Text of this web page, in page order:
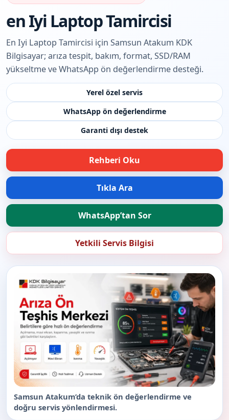
en Iyi Laptop Tamircisi
En Iyi Laptop Tamircisi için Samsun Atakum KDK
Bilgisayar; arıza tespit, bakım, format, SSD/RAM
yükseltme ve WhatsApp ön değerlendirme desteği.
Yerel özel servis
WhatsApp ön değerlendirme
Garanti dışı destek
Rehberi Oku
Tıkla Ara
WhatsApp’tan Sor
Yetkili Servis Bilgisi
Samsun Atakum’da teknik ön değerlendirme ve
doğru servis yönlendirmesi.